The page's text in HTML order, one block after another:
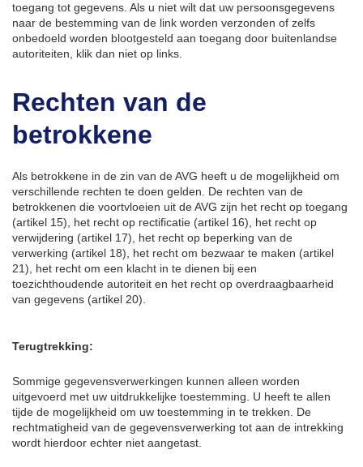
toegang tot gegevens. Als u niet wilt dat uw persoonsgegevens
naar de bestemming van de link worden verzonden of zelfs
onbedoeld worden blootgesteld aan toegang door buitenlandse
autoriteiten, klik dan niet op links.
Rechten van de
betrokkene
Als betrokkene in de zin van de AVG heeft u de mogelijkheid om
verschillende rechten te doen gelden. De rechten van de
betrokkenen die voortvloeien uit de AVG zijn het recht op toegang
(artikel 15), het recht op rectificatie (artikel 16), het recht op
verwijdering (artikel 17), het recht op beperking van de
verwerking (artikel 18), het recht om bezwaar te maken (artikel
21), het recht om een klacht in te dienen bij een
toezichthoudende autoriteit en het recht op overdraagbaarheid
van gegevens (artikel 20).
Terugtrekking:
Sommige gegevensverwerkingen kunnen alleen worden
uitgevoerd met uw uitdrukkelijke toestemming. U heeft te allen
tijde de mogelijkheid om uw toestemming in te trekken. De
rechtmatigheid van de gegevensverwerking tot aan de intrekking
wordt hierdoor echter niet aangetast.